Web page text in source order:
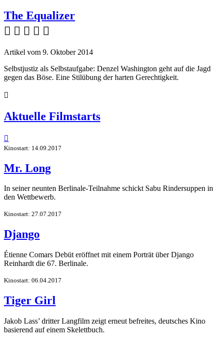
The Equalizer
    
Artikel vom 9. Oktober 2014
Selbstjustiz als Selbstaufgabe: Denzel Washington geht auf die Jagd
gegen das Böse. Eine Stilübung der harten Gerechtigkeit.

Aktuelle Filmstarts

Kinostart: 14.09.2017
Mr. Long
In seiner neunten Berlinale-Teilnahme schickt Sabu Rindersuppen in
den Wettbewerb.
Kinostart: 27.07.2017
Django
Étienne Comars Debüt eröffnet mit einem Porträt über Django
Reinhardt die 67. Berlinale.
Kinostart: 06.04.2017
Tiger Girl
Jakob Lass’ dritter Langfilm zeigt erneut befreites, deutsches Kino
basierend auf einem Skelettbuch.